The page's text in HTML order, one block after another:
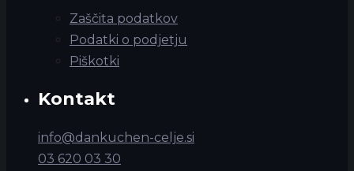
Zaščita podatkov
Podatki o podjetju
Piškotki
Kontakt
info@dankuchen-celje.si
03 620 03 30